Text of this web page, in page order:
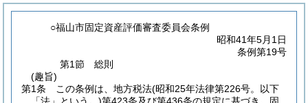
○福山市固定資産評価審査委員会条例
昭和41年5月1日
条例第19号
第1節
総則
(趣旨)
第1条
この条例は、地方税法(昭和25年法律第226号。以下